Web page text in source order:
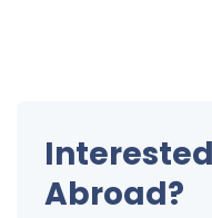
Abroad?